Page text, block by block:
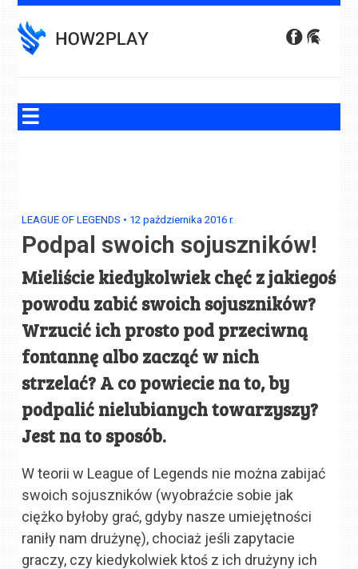
to
content
LEAGUE OF LEGENDS • 12 października 2016 r.
Podpal swoich sojuszników!
Mieliście kiedykolwiek chęć z jakiegoś
powodu zabić swoich sojuszników?
Wrzucić ich prosto pod przeciwną
fontannę albo zacząć w nich
strzelać? A co powiecie na to, by
podpalić nielubianych towarzyszy?
Jest na to sposób.
W teorii w League of Legends nie można zabijać
swoich sojuszników (wyobraźcie sobie jak
ciężko byłoby grać, gdyby nasze umiejętności
raniły nam drużynę), chociaż jeśli zapytacie
graczy, czy kiedykolwiek ktoś z ich drużyny ich